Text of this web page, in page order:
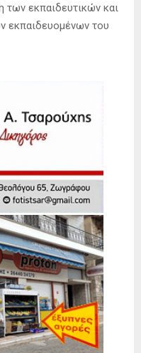
των εκπαιδευτικών και
εκπαιδευομένων του